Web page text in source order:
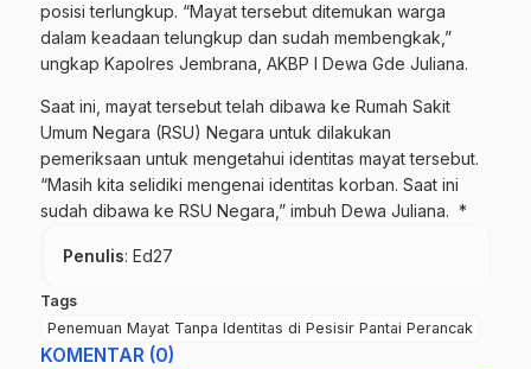
posisi terlungkup. “Mayat tersebut ditemukan warga
dalam keadaan telungkup dan sudah membengkak,”
ungkap Kapolres Jembrana, AKBP I Dewa Gde Juliana.
Saat ini, mayat tersebut telah dibawa ke Rumah Sakit
Umum Negara (RSU) Negara untuk dilakukan
pemeriksaan untuk mengetahui identitas mayat tersebut.
“Masih kita selidiki mengenai identitas korban. Saat ini
sudah dibawa ke RSU Negara,” imbuh Dewa Juliana. *
Penulis: Ed27
Tags
Penemuan Mayat Tanpa Identitas di Pesisir Pantai Perancak
KOMENTAR (0)